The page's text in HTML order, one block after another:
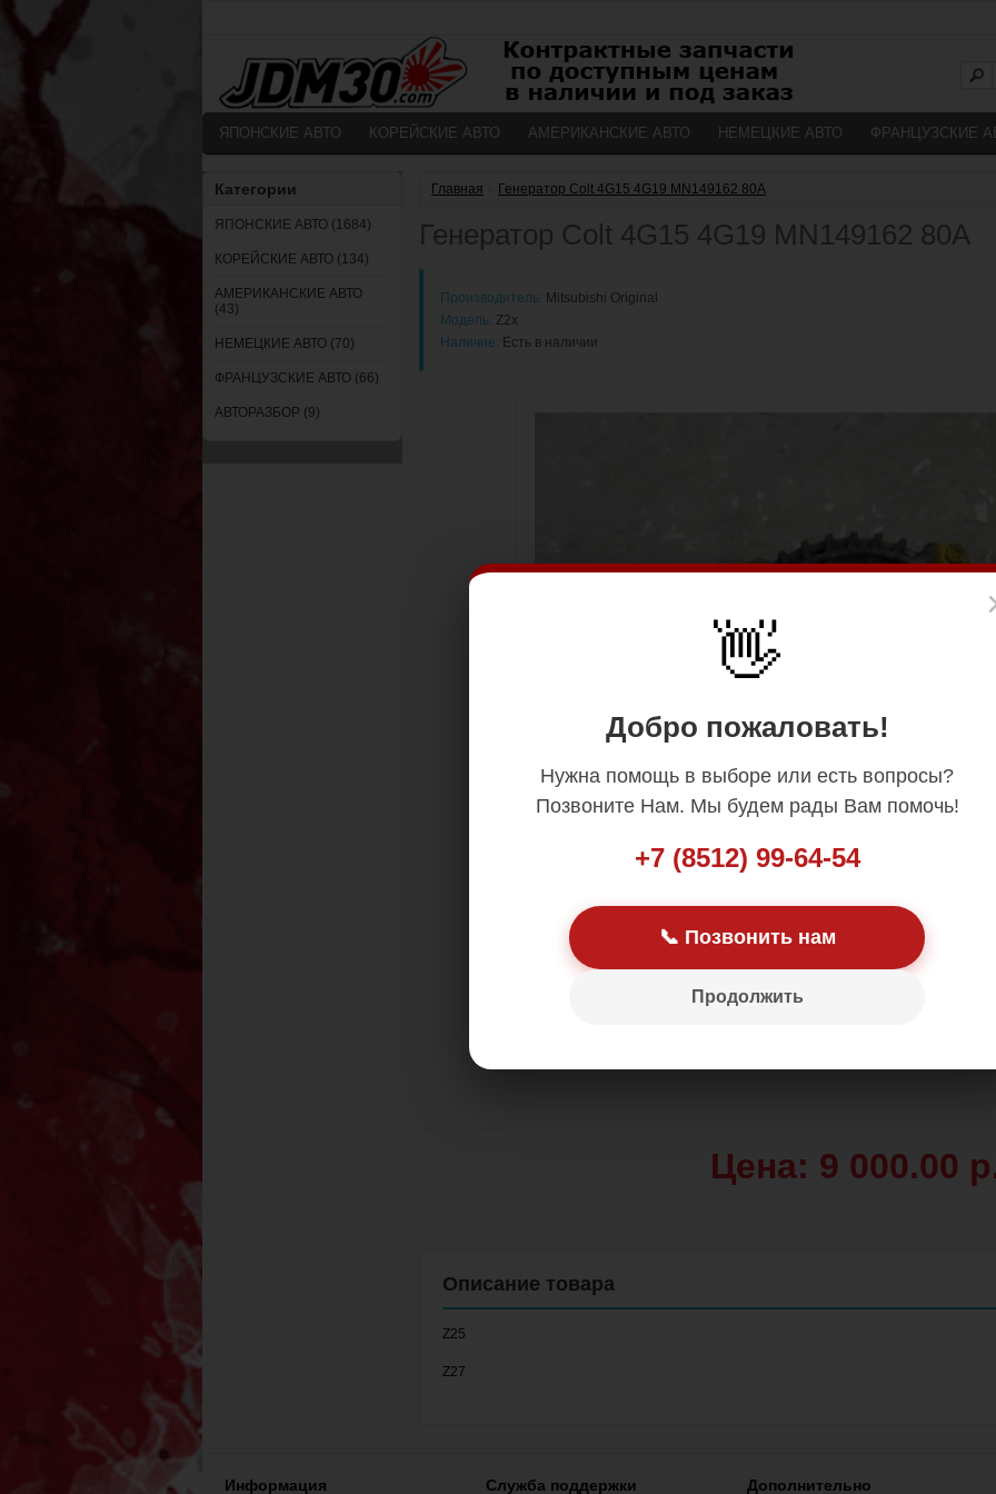
ЯПОНСКИЕ АВТО КОРЕЙСКИЕ АВТО АМЕРИКАНСКИЕ АВТО НЕМЕЦКИЕ АВТО ФРАНЦУЗСКИЕ
👋
Добро пожаловать!
Нужна помощь в выборе или есть вопросы?
Позвоните Нам. Мы будем рады Вам помочь!
+7 (8512) 99-64-54
📞 Позвонить нам
Продолжить
Категории
ЯПОНСКИЕ АВТО (1684)
КОРЕЙСКИЕ АВТО (134)
АМЕРИКАНСКИЕ АВТО
(43)
НЕМЕЦКИЕ АВТО (70)
ФРАНЦУЗСКИЕ АВТО (66)
АВТОРАЗБОР (9)
Главная Генератор Colt 4G15 4G19 MN149162 80А
Генератор Colt 4G15 4G19 MN149162 80А
Производитель: Mitsubishi Original
Модель: Z2x
Наличие: Есть в наличии
Цена: 9 000.00
Z25
Z27
Информация Служба поддержки Дополнительно